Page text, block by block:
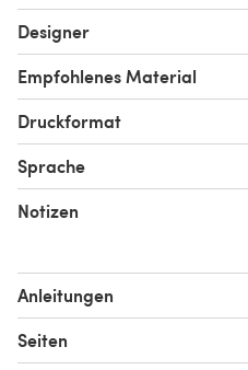
Designer
Empfohlenes Material
Druckformat
Sprache
Notizen
Anleitungen
Seiten